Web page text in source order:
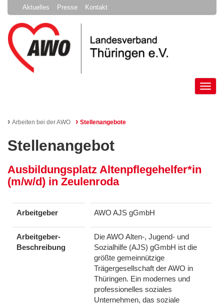
Aktuelles Presse Kontakt
› Arbeiten bei der AWO › Stellenangebote
Stellenangebot
Ausbildungsplatz Altenpflegehelfer*in
(m/w/d) in Zeulenroda
Arbeitgeber AWO AJS gGmbH
Arbeitgeber-
Beschreibung
Die AWO Alten-, Jugend- und
Sozialhilfe (AJS) gGmbH ist die
größte gemeinnützige
Trägergesellschaft der AWO in
Thüringen. Ein modernes und
professionelles soziales
Unternehmen, das soziale